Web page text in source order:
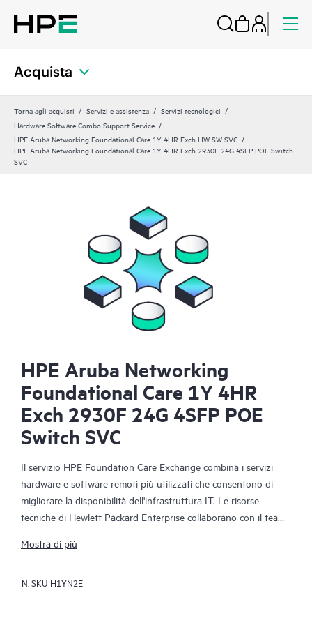
Acquista
Torna agli acquisti Servizi e assistenza
Servizi tecnologici
Hardware Software Combo Support Service
HPE Aruba Networking Foundational Care 1Y 4HR Exch HW SW SVC
HPE Aruba Networking Foundational Care 1Y 4HR Exch 2930F 24G 4SFP POE Switch
SVC
HPE Aruba Networking
Foundational Care 1Y 4HR
Exch 2930F 24G 4SFP POE
Switch SVC
Il servizio HPE Foundation Care Exchange combina i servizi
hardware e software remoti più utilizzati che consentono di
migliorare la disponibilità dell'infrastruttura IT. Le risorse
tecniche di Hewlett Packard Enterprise collaborano con il team
relativi ai prodotti di rete HPE.
La sostituzione dell'hardware offre un servizio rapido e
Mostra di più
N. SKU H1YN2E